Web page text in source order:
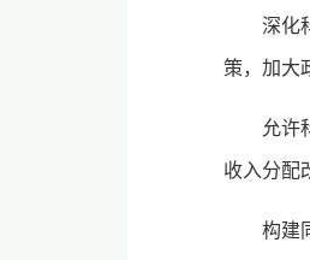
深化
策，加大
允许
收入分配
构建